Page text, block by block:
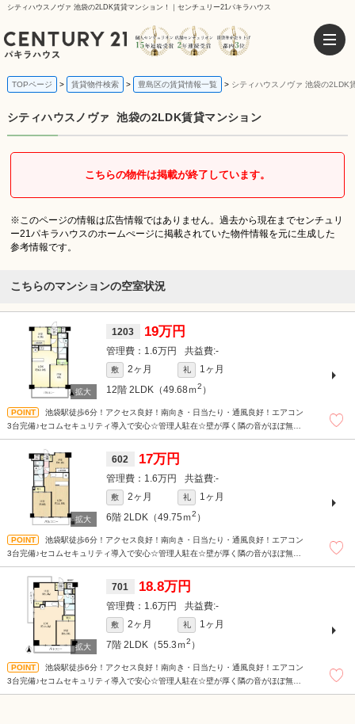
シティハウスノヴァ 池袋の2LDK賃貸マンション！｜センチュリー21パキラハウス
TOPページ 賃貸物件検索 豊島区の賃貸情報一覧 シティハウスノヴァ 池袋の2LDK
シティハウスノヴァ 池袋の2LDK賃貸マンション
こちらの物件は掲載が終了しています。
※このページの情報は広告情報ではありません。過去から現在までセンチュリ
ー21パキラハウスのホームぺージに掲載されていた物件情報を元に生成した
参考情報です。
こちらのマンションの空室状況
1203 19万円
1.6万円 -
敷 2ヶ月 礼
1ヶ月
12階 2LDK（49.68ｍ2 ）
池袋駅徒歩6分！アクセス良好！南向き・日当たり・通風良好！エアコン
3台完備♪セコムセキュリティ導入で安心☆管理人駐在☆壁が厚く隣の音がほぼ無し
602 17万円
1.6万円 -
敷 2ヶ月 礼
1ヶ月
6階 2LDK（49.75ｍ2 ）
池袋駅徒歩6分！アクセス良好！南向き・日当たり・通風良好！エアコン
3台完備♪セコムセキュリティ導入で安心☆管理人駐在☆壁が厚く隣の音がほぼ無し
701 18.8万円
1.6万円 -
敷 2ヶ月 礼
1ヶ月
7階 2LDK（55.3ｍ2 ）
池袋駅徒歩6分！アクセス良好！南向き・日当たり・通風良好！エアコン
3台完備♪セコムセキュリティ導入で安心☆管理人駐在☆壁が厚く隣の音がほぼ無し